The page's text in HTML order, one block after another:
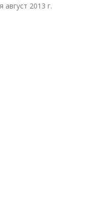
2013 г.